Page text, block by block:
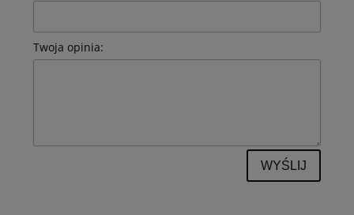
Twoja opinia:
WYŚLIJ